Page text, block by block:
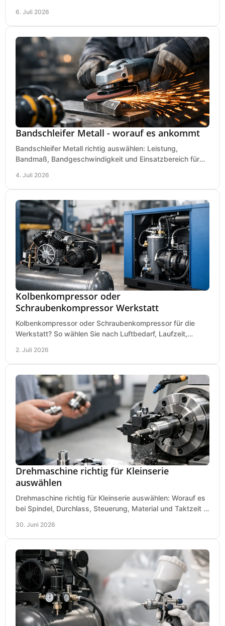
6. Juli 2026
Bandschleifer Metall - worauf es ankommt
Bandschleifer Metall richtig auswählen: Leistung,
Bandmaß, Bandgeschwindigkeit und Einsatzbereich für
4. Juli 2026
Kolbenkompressor oder
Schraubenkompressor Werkstatt
Kolbenkompressor oder Schraubenkompressor für die
Werkstatt? So wählen Sie nach Luftbedarf, Laufzeit,
2. Juli 2026
Drehmaschine richtig für Kleinserie
auswählen
Drehmaschine richtig für Kleinserie auswählen: Worauf es
bei Spindel, Durchlass, Steuerung, Material und Taktzeit in
30. Juni 2026